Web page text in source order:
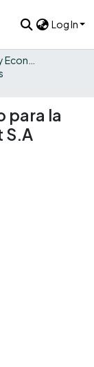
Log In
para la
S.A